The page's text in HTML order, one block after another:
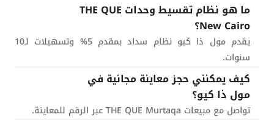
ما هو نظام تقسيط وحدات THE QUE
New Cairo؟
يقدم مول ذا كيو نظام سداد بمقدم 5% وتسهيلات لـ10
سنوات.
كيف يمكنني حجز معاينة مجانية في
مول ذا كيو؟
تواصل مع مبيعات THE QUE Murtaqa عبر الرقم للمعاينة.